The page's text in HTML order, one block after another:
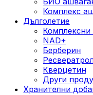
Комплекс
Дълголетие
Комплексни
NAD+
Берберин
Кверцетин
Други
Хранителни